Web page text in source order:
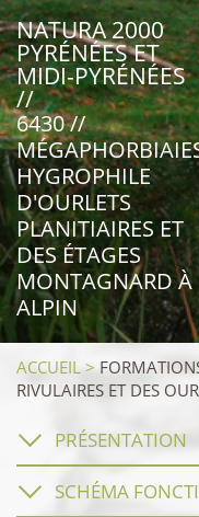
NATURA 2000
PYRÉNÉES ET
MIDI-PYRÉNÉES
//
6430 //
HYGROPHILE
D'OURLETS
PLANITIAIRES ET
DES ÉTAGES
MONTAGNARD À
ALPIN
ACCUEIL >
RIVULAIRES ET DES
PRÉSENTATION
SCHÉMA